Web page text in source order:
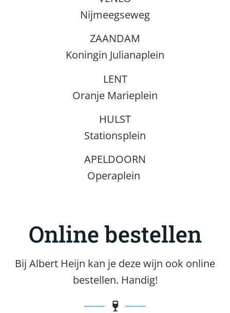
Nijmeegseweg
ZAANDAM
Koningin Julianaplein
LENT
Oranje Marieplein
HULST
Stationsplein
APELDOORN
Operaplein
Online bestellen
Bij Albert Heijn kan je deze wijn ook online
bestellen. Handig!